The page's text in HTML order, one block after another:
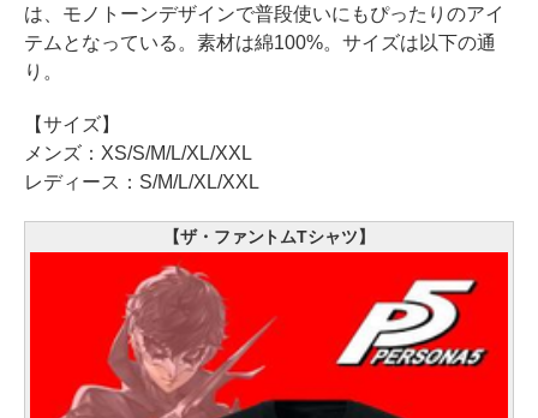
は、モノトーンデザインで普段使いにもぴったりのアイ
テムとなっている。素材は綿100%。サイズは以下の通
り。
【サイズ】
メンズ：XS/S/M/L/XL/XXL
レディース：S/M/L/XL/XXL
【ザ・ファントムTシャツ】